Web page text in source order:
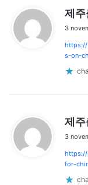
제주
3
https://
s-on-
제
3
https://
for-